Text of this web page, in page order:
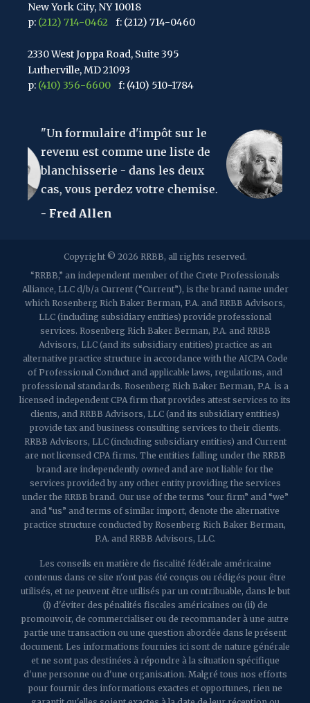
New York City, NY 10018
p: (212) 714-0462 f: (212) 714-0460
2330 West Joppa Road, Suite 395
Lutherville, MD 21093
p: (410) 356-6600 f: (410) 510-1784
Clark, NJ 07066
p:
(848) 467-3990 f: (848) 467-3980
2107 Route 34, Suite 201
Wall, NJ 07719
f: (732) 365-8565
Martinsville, NJ 08836
p:(732) 469-4202 f: (732) 469-6291
1989 Washington Valley Road
Martinsville, NJ 08836
d'impôt sur le
une liste de
dans les deux
votre chemise.
"La chose la plus
comprendre au monde
l'impôt sur le revenu.
- Albert Einstein
Copyright © 2026 RRBB, all rights reserved.
“RRBB,” an independent member of the Crete Professionals
Alliance, LLC d/b/a Current (“Current”), is the brand name under
which Rosenberg Rich Baker Berman, P.A. and RRBB Advisors,
LLC (including subsidiary entities) provide professional
services. Rosenberg Rich Baker Berman, P.A. and RRBB
Advisors, LLC (and its subsidiary entities) practice as an
alternative practice structure in accordance with the AICPA Code
of Professional Conduct and applicable laws, regulations, and
professional standards. Rosenberg Rich Baker Berman, P.A. is a
licensed independent CPA firm that provides attest services to its
clients, and RRBB Advisors, LLC (and its subsidiary entities)
provide tax and business consulting services to their clients.
RRBB Advisors, LLC (including subsidiary entities) and Current
are not licensed CPA firms. The entities falling under the RRBB
brand are independently owned and are not liable for the
services provided by any other entity providing the services
under the RRBB brand. Our use of the terms “our firm” and “we”
and “us” and terms of similar import, denote the alternative
practice structure conducted by Rosenberg Rich Baker Berman,
P.A. and RRBB Advisors, LLC.
Les conseils en matière de fiscalité fédérale américaine
contenus dans ce site n'ont pas été conçus ou rédigés pour être
utilisés, et ne peuvent être utilisés par un contribuable, dans le but
(i) d'éviter des pénalités fiscales américaines ou (ii) de
promouvoir, de commercialiser ou de recommander à une autre
partie une transaction ou une question abordée dans le présent
document. Les informations fournies ici sont de nature générale
et ne sont pas destinées à répondre à la situation spécifique
d'une personne ou d'une organisation. Malgré tous nos efforts
pour fournir des informations exactes et opportunes, rien ne